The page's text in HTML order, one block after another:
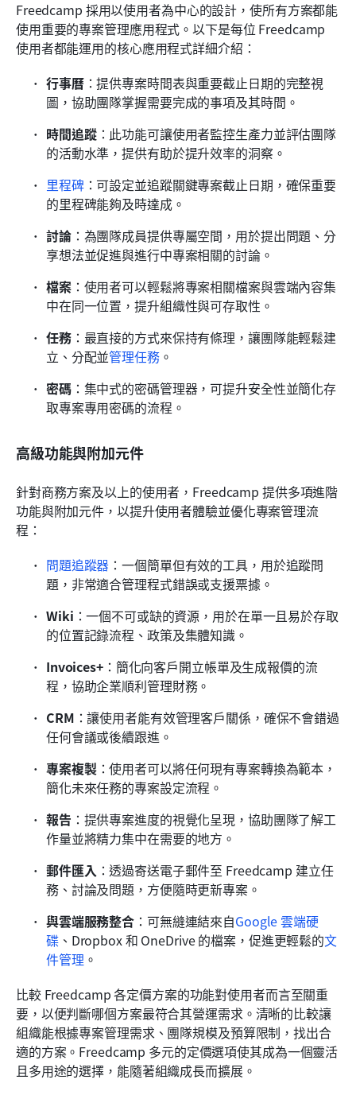
Freedcamp 採用以使用者為中心的設計，使所有方案都能
使用重要的專案管理應用程式。以下是每位 Freedcamp
使用者都能運用的核心應用程式詳細介紹：
行事曆：提供專案時間表與重要截止日期的完整視
圖，協助團隊掌握需要完成的事項及其時間。
時間追蹤：此功能可讓使用者監控生產力並評估團隊
的活動水準，提供有助於提升效率的洞察。
里程碑：可設定並追蹤關鍵專案截止日期，確保重要
的里程碑能夠及時達成。
討論：為團隊成員提供專屬空間，用於提出問題、分
享想法並促進與進行中專案相關的討論。
檔案：使用者可以輕鬆將專案相關檔案與雲端內容集
中在同一位置，提升組織性與可存取性。
任務：最直接的方式來保持有條理，讓團隊能輕鬆建
立、分配並管理任務。
密碼：集中式的密碼管理器，可提升安全性並簡化存
取專案專用密碼的流程。
高級功能與附加元件
針對商務方案及以上的使用者，Freedcamp 提供多項進階
功能與附加元件，以提升使用者體驗並優化專案管理流
程：
問題追蹤器 ：一個簡單但有效的工具，用於追蹤問
題，非常適合管理程式錯誤或支援票據。
Wiki ：一個不可或缺的資源，用於在單一且易於存取
的位置記錄流程、政策及集體知識。
Invoices+：簡化向客戶開立帳單及生成報價的流
程，協助企業順利管理財務。
CRM ：讓使用者能有效管理客戶關係，確保不會錯過
任何會議或後續跟進。
專案複製：使用者可以將任何現有專案轉換為範本，
簡化未來任務的專案設定流程。
報告 ：提供專案進度的視覺化呈現，協助團隊了解工
作量並將精力集中在需要的地方。
郵件匯入 ：透過寄送電子郵件至 Freedcamp 建立任
務、討論及問題，方便隨時更新專案。
與雲端服務整合 ：可無縫連結來自Google 雲端硬
碟、Dropbox 和 OneDrive 的檔案，促進更輕鬆的文
件管理 。
比較 Freedcamp 各定價方案的功能對使用者而言至關重
要，以便判斷哪個方案最符合其營運需求。清晰的比較讓
組織能根據專案管理需求、團隊規模及預算限制，找出合
適的方案。Freedcamp 多元的定價選項使其成為一個靈活
且多用途的選擇，能隨著組織成長而擴展。